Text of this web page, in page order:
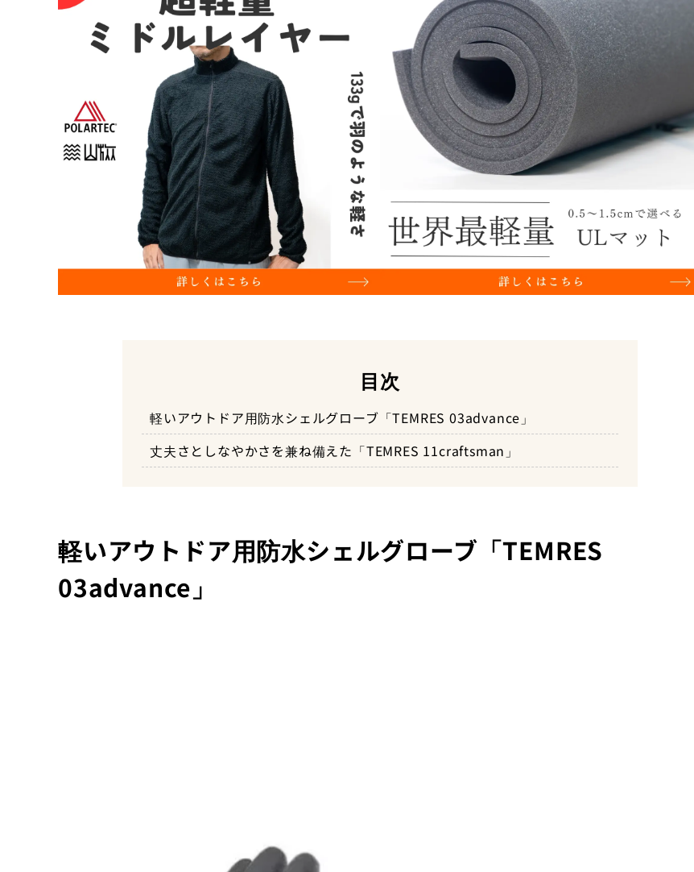
目次
軽いアウトドア用防水シェルグローブ「TEMRES 03advance」
丈夫さとしなやかさを兼ね備えた「TEMRES 11craftsman」
軽いアウトドア用防水シェルグローブ「TEMRES
03advance」